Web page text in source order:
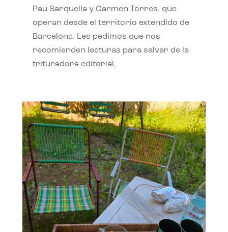
Pau Sarquella y Carmen Torres, que
operan desde el territorio extendido de
Barcelona. Les pedimos que nos
recomienden lecturas para salvar de la
trituradora editorial.